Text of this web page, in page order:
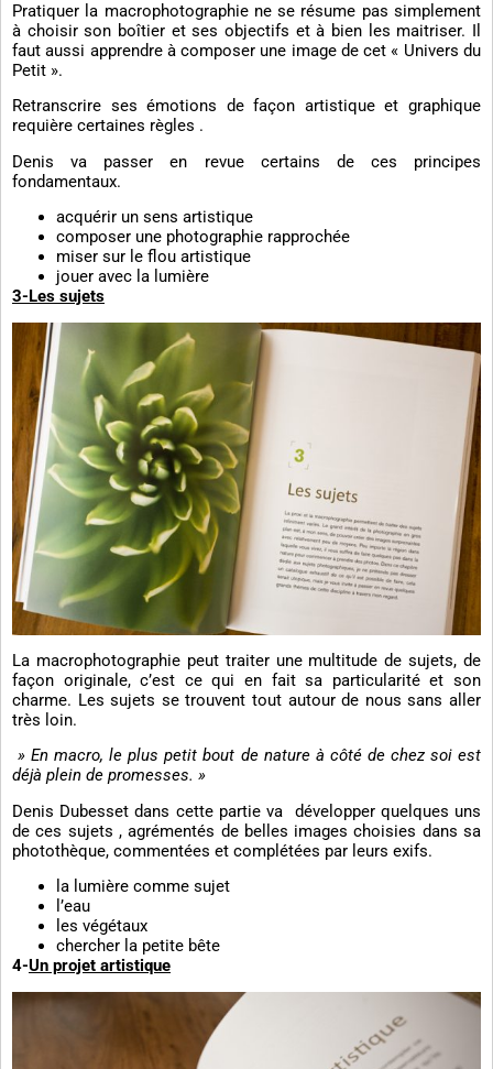
Pratiquer la macrophotographie ne se résume pas simplement
à choisir son boîtier et ses objectifs et à bien les maitriser. Il
faut aussi apprendre à composer une image de cet « Univers du
Petit ».
Retranscrire ses émotions de façon artistique et graphique
requière certaines règles .
Denis va passer en revue certains de ces principes
fondamentaux.
acquérir un sens artistique
composer une photographie rapprochée
miser sur le flou artistique
jouer avec la lumière
3-Les sujets
La macrophotographie peut traiter une multitude de sujets, de
façon originale, c’est ce qui en fait sa particularité et son
charme. Les sujets se trouvent tout autour de nous sans aller
très loin.
» En macro, le plus petit bout de nature à côté de chez soi est
déjà plein de promesses. »
Denis Dubesset dans cette partie va développer quelques uns
de ces sujets , agrémentés de belles images choisies dans sa
photothèque, commentées et complétées par leurs exifs.
la lumière comme sujet
l’eau
les végétaux
chercher la petite bête
4-Un projet artistique